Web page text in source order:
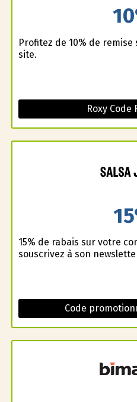
Profitez de 10% de
site.
Roxy Code
15% de rabais sur votre
souscrivez à son
Code